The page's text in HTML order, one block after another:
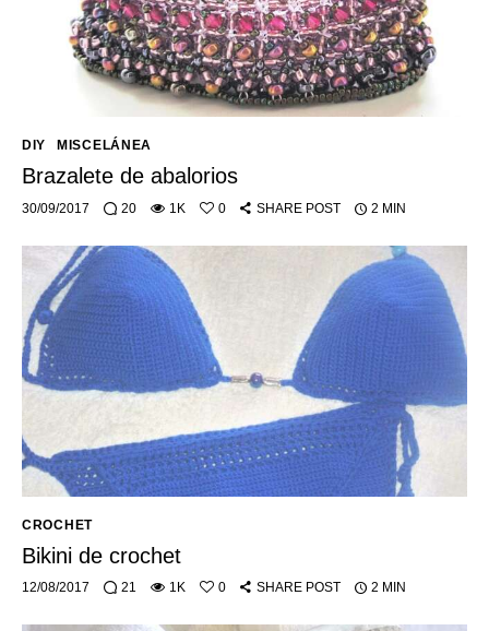
DIY MISCELÁNEA
Brazalete de abalorios
30/09/2017 20 1K 0 SHARE POST 2 MIN
CROCHET
Bikini de crochet
12/08/2017 21 1K 0 SHARE POST 2 MIN